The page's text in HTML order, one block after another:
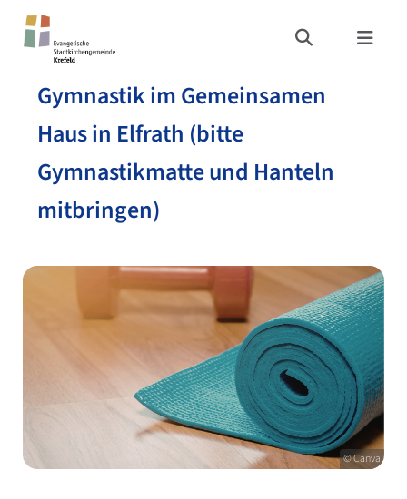
Gymnastik im Gemeinsamen
Haus in Elfrath (bitte
Gymnastikmatte und Hanteln
mitbringen)
© Canva